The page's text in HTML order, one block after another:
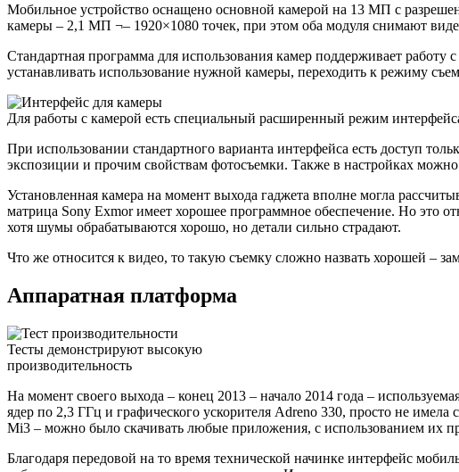
Мобильное устройство оснащено основной камерой на 13 МП с
камеры – 2,1 МП ¬– 1920×1080 точек, при этом оба модуля снимают
Стандартная программа для использования камер поддерживает
устанавливать использование нужной камеры, переходить к режиму
Для работы с камерой есть специальный расширенный режим
При использовании стандартного варианта интерфейса есть доступ
экспозиции и прочим свойствам фотосъемки. Также в настройках
Установленная камера на момент выхода гаджета вполне могла
матрица Sony Exmor имеет хорошее программное обеспечение. Но это
хотя шумы обрабатываются хорошо, но детали сильно страдают.
Что же относится к видео, то такую съемку сложно назвать хорошей –
Аппаратная платформа
Тесты демонстрируют высокую
производительность
На момент своего выхода – конец 2013 – начало 2014 года –
ядер по 2,3 ГГц и графического ускорителя Adreno 330, просто не
Mi3 – можно было скачивать любые приложения, с использованием их
Благодаря передовой на то время технической начинке интерфейс